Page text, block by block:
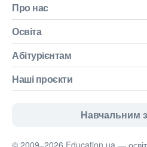
Про нас
Освіта
Абітурієнтам
Наші проєкти
Навчальним